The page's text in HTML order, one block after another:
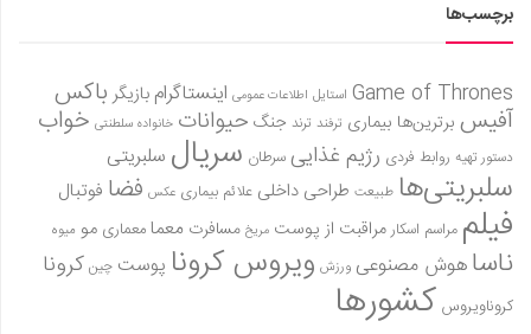
برچسب‌ها
Game of Thrones استایل اطلاعات عمومی اینستاگرام بازیگر باکس
آفیس برترین‌ها بیماری ترفند ترند جنگ حیوانات خانواده سلطنتی خواب
دستور تهیه روابط فردی رژیم غذاییسرطان سریال سلبریتی
سلبریتی‌ها طبیعت طراحی داخلی علائم بیماری عکس فضا فوتبال
فیلم مراسم اسکارمراقبت از پوست مریخ مسافرت معمامعماری مو میوه
ناساهوش مصنوعی ورزش ویروس کرونا پوست چین کرونا
کروناویروس کشورها